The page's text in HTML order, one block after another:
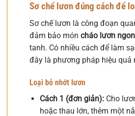
Sơ chế lươn đúng cách để
Sơ chế lươn là công đoạn
đảm bảo món cháo lươn
tanh. Có nhiều cách để làm
đây là phương pháp hiệu quả
Loại bỏ nhớt lươn
Cách 1 (đơn giản):Cho
hoặc thau lớn, thêm một